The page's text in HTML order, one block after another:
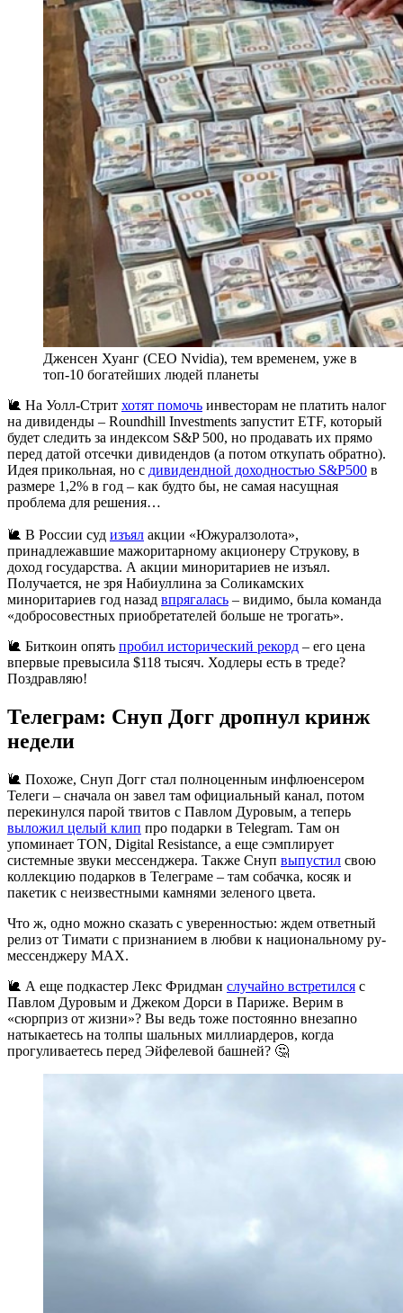
Дженсен Хуанг (CEO Nvidia), тем временем, уже в
топ-10 богатейших людей планеты
🐌 На Уолл-Стрит хотят помочь инвесторам не платить налог
на дивиденды – Roundhill Investments запустит ETF, который
будет следить за индексом S&P 500, но продавать их прямо
перед датой отсечки дивидендов (а потом откупать обратно).
Идея прикольная, но с дивидендной доходностью S&P500 в
размере 1,2% в год – как будто бы, не самая насущная
проблема для решения…
🐌 В России суд изъял акции «Южуралзолота»,
принадлежавшие мажоритарному акционеру Струкову, в
доход государства. А акции миноритариев не изъял.
Получается, не зря Набиуллина за Соликамских
миноритариев год назад впрягалась – видимо, была команда
«добросовестных приобретателей больше не трогать».
🐌 Биткоин опять пробил исторический рекорд – его цена
впервые превысила $118 тысяч. Ходлеры есть в треде?
Поздравляю!
Телеграм: Снуп Догг дропнул кринж
недели
🐌 Похоже, Снуп Догг стал полноценным инфлюенсером
Телеги – сначала он завел там официальный канал, потом
перекинулся парой твитов с Павлом Дуровым, а теперь
выложил целый клип про подарки в Telegram. Там он
упоминает TON, Digital Resistance, а еще сэмплирует
системные звуки мессенджера. Также Снуп выпустил свою
коллекцию подарков в Телеграме – там собачка, косяк и
пакетик с неизвестными камнями зеленого цвета.
Что ж, одно можно сказать с уверенностью: ждем ответный
релиз от Тимати с признанием в любви к национальному ру-
мессенджеру MAX.
🐌 А еще подкастер Лекс Фридман случайно встретился с
Павлом Дуровым и Джеком Дорси в Париже. Верим в
«сюрприз от жизни»? Вы ведь тоже постоянно внезапно
натыкаетесь на толпы шальных миллиардеров, когда
прогуливаетесь перед Эйфелевой башней? 🤔